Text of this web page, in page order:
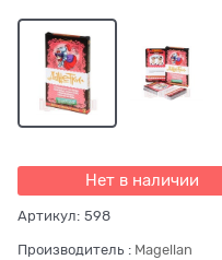
Нет в наличии
Артикул: 598
Производитель : Magellan